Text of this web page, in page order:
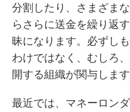
分割したり、さまざま
らさらに送金を繰り返
昧になります。必ずし
わけではなく、むしろ
開する組織が関与します
最近では、マネーロン